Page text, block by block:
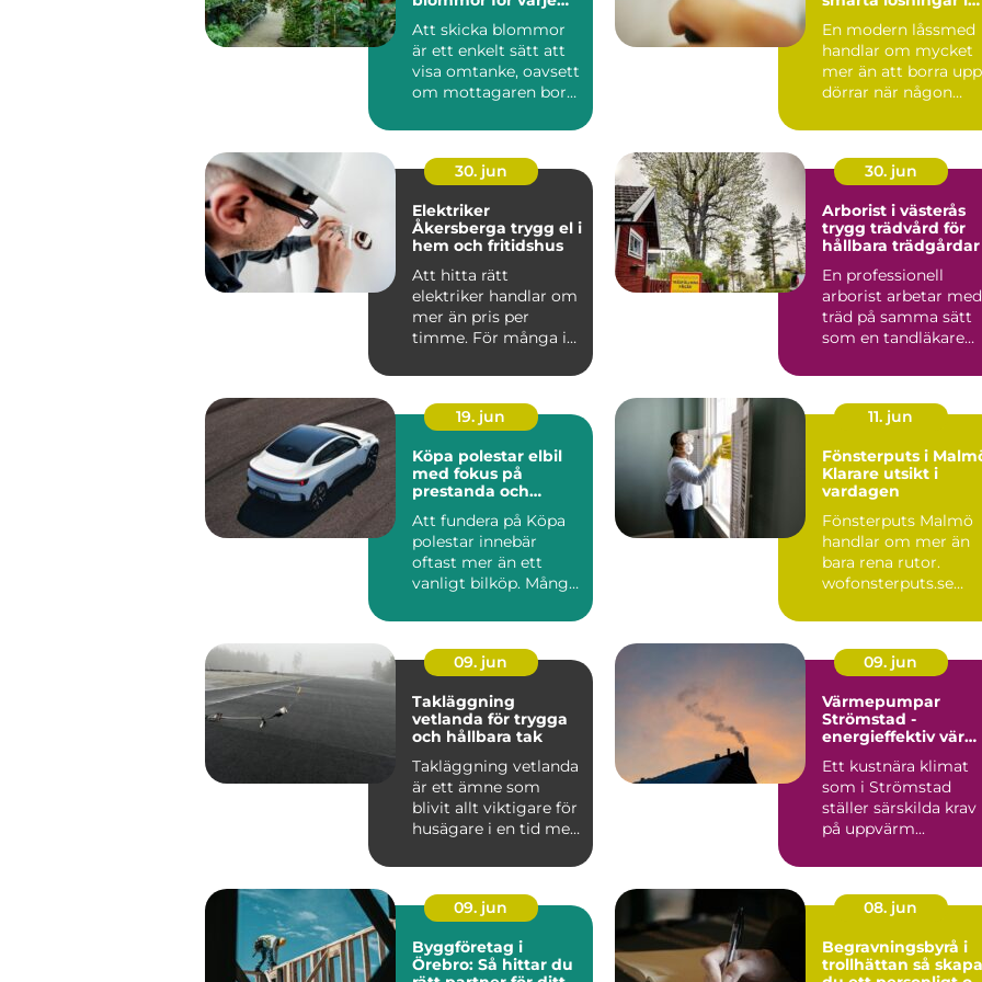
Att skicka blommor
är ett enkelt sätt att
visa omtanke, oavsett
om mottagaren bor
En modern låssmed
handlar om mycket
mer än att borra upp
dörrar när någon
arbe...
30. jun
Elektriker
Åkersberga trygg el i
hem och fritidshus
Att hitta rätt
elektriker handlar om
mer än pris per
timme. För många i
förutsät...
30. jun
Arborist i västerås
trygg trädvård för
hållbara trädgårdar
En professionell
arborist arbetar med
träd på samma sätt
som en tandläkare
tid...
19. jun
Köpa polestar elbil
med fokus på
prestanda och
Att fundera på Köpa
polestar innebär
oftast mer än ett
vanligt bilköp. Många
...
11. jun
Fönsterputs i
Klarare utsikt i
vardagen
Fönsterputs Malmö
handlar om mer än
bara rena rutor.
wofonsterputs.se
09. jun
Takläggning
vetlanda för trygga
och hållbara tak
Takläggning vetlanda
är ett ämne som
blivit allt viktigare för
husägare i en tid med
09. jun
Värmepumpar
Strömstad -
energieffektiv
Ett kustnära klimat
som i Strömstad
ställer särskilda krav
på uppvärm...
09. jun
Byggföretag i
Örebro: Så hittar du
08. jun
Begravningsbyrå i
trollhättan så skapar